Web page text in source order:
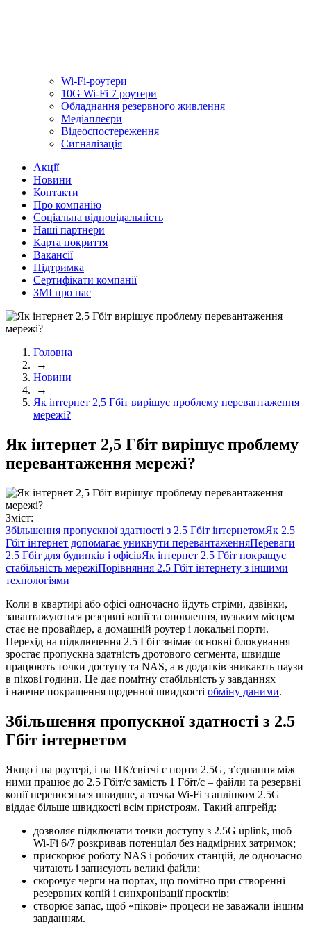
Wi-Fi-роутери
10G Wi-Fi 7 роутери
Обладнання резервного живлення
Медiаплеєри
Відеоспостереження
Сигналізація
Акції
Новини
Контакти
Про компанію
Соціальна відповідальність
Наші партнери
Карта покриття
Вакансії
Підтримка
Сертифікати компанії
ЗМІ про нас
Головна
→
Новини
→
Як інтернет 2,5 Гбіт вирішує проблему перевантаження
мережі?
Як інтернет 2,5 Гбіт вирішує проблему
перевантаження мережі?
Зміст:
Збільшення пропускної здатності з 2.5 Гбіт інтернетомЯк 2.5
Гбіт інтернет допомагає уникнути перевантаженняПереваги
2.5 Гбіт для будинків і офісівЯк інтернет 2.5 Гбіт покращує
стабільність мережіПорівняння 2.5 Гбіт інтернету з іншими
технологіями
Коли в квартирі або офісі одночасно йдуть стріми, дзвінки,
завантажуються резервні копії та оновлення, вузьким місцем
стає не провайдер, а домашній роутер і локальні порти.
Перехід на підключення 2.5 Гбіт знімає основні блокування –
зростає пропускна здатність дротового сегмента, швидше
працюють точки доступу та NAS, а в додатків зникають паузи
в пікові години. Це дає помітну стабільність у завданнях
і наочне покращення щоденної швидкості обміну даними.
Збільшення пропускної здатності з 2.5
Гбіт інтернетом
Якщо і на роутері, і на ПК/світчі є порти 2.5G, з’єднання між
ними працює до 2.5 Гбіт/с замість 1 Гбіт/с – файли та резервні
копії переносяться швидше, а точка Wi-Fi з аплінком 2.5G
віддає більше швидкості всім пристроям. Такий апгрейд:
дозволяє підключати точки доступу з 2.5G uplink, щоб
Wi-Fi 6/7 розкривав потенціал без надмірних затримок;
прискорює роботу NAS і робочих станцій, де одночасно
читають і записують великі файли;
скорочує черги на портах, що помітно при створенні
резервних копій і синхронізації проєктів;
створює запас, щоб «пікові» процеси не заважали іншим
завданням.